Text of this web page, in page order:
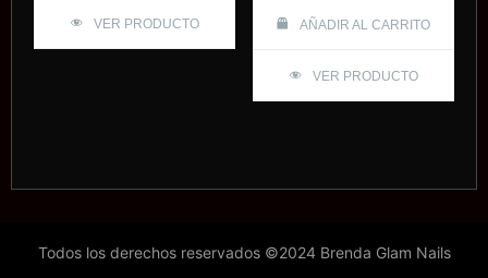
$200.00.
$180.00.
VER PRODUCTO AÑADIR AL CARRITO
VER PRODUCTO
Todos los derechos reservados ©2024 Brenda Glam Nails